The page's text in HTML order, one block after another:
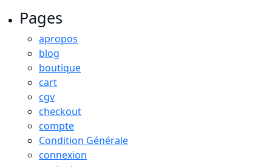
Pages
apropos
blog
boutique
cart
cgv
checkout
compte
Condition Générale
connexion